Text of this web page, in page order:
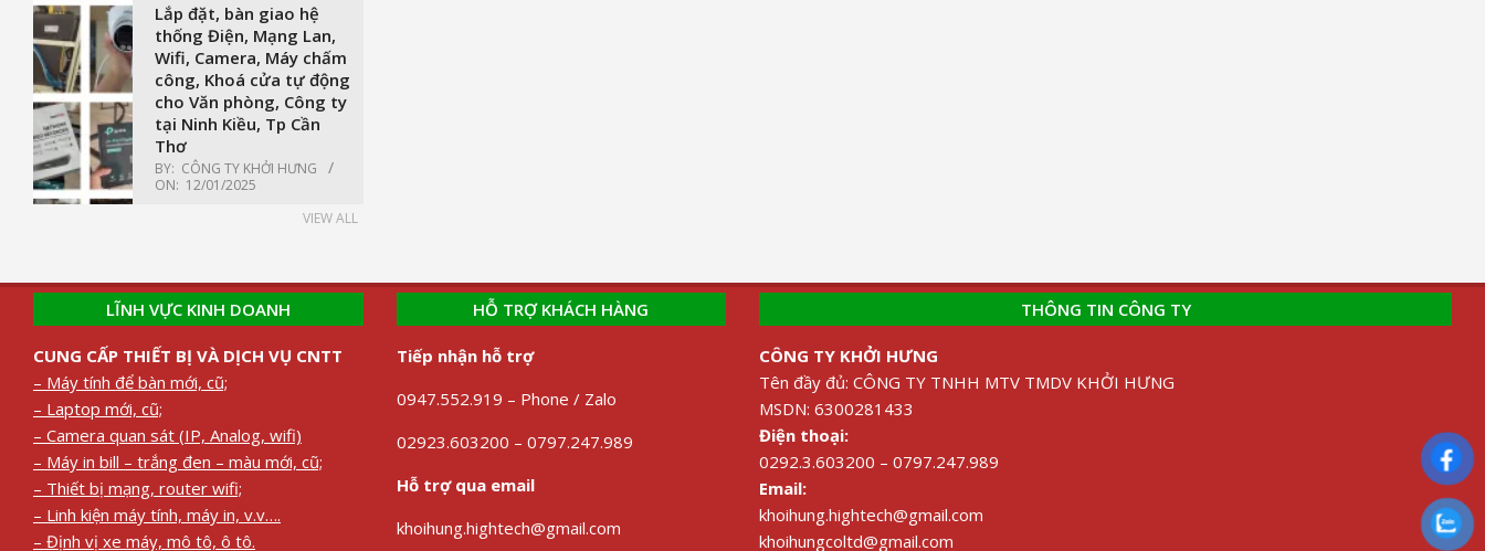
Lắp đặt, bàn giao hệ
thống Điện, Mạng Lan,
Wifi, Camera, Máy chấm
công, Khoá cửa tự động
cho Văn phòng, Công ty
tại Ninh Kiều, Tp Cần
Thơ
BY: CÔNG TY KHỞI HƯNG
ON: 12/01/2025
VIEW ALL
LĨNH VỰC KINH DOANH
CUNG CẤP THIẾT BỊ VÀ DỊCH VỤ CNTT
– Máy tính để bàn mới, cũ;
– Laptop mới, cũ;
– Camera quan sát (IP, Analog, wifi)
– Máy in bill – trắng đen – màu mới, cũ;
– Thiết bị mạng, router wifi;
– Linh kiện máy tính, máy in, v.v….
– Định vị xe máy, mô tô, ô tô.
HỖ TRỢ KHÁCH HÀNG
Tiếp nhận hỗ trợ
0947.552.919 – Phone / Zalo
02923.603200 – 0797.247.989
Hỗ trợ qua email
khoihung.hightech@gmail.com
THÔNG TIN CÔNG TY
CÔNG TY KHỞI HƯNG
Tên đầy đủ: CÔNG TY TNHH MTV TMDV KHỞI HƯNG
MSDN: 6300281433
Điện thoại:
0292.3.603200 – 0797.247.989
Email:
khoihung.hightech@gmail.com
khoihungcoltd@gmail.com